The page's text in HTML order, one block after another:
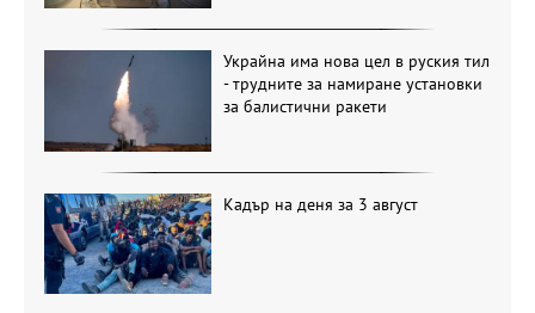
Украйна има нова цел в руския тил
- трудните за намиране установки
за балистични ракети
Кадър на деня за 3 август